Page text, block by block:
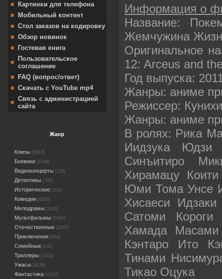
Картинки для телефона
Мобильный контент
Стол заказов на кодировку
Обзор новинок
Гостевая книга
Пользовательское
соглашение
FAQ (вопрос/ответ)
Скачать с YouTube mp4
Связь с администрацией
сайта
Жанр
Клипы [5614]
Боевики [4398]
Видеоконцерты [124]
Детективы [290]
Исторические [325]
Комедии [6240]
Мелодрамы [1166]
Мультфильмы [2489]
Отечественные [2057]
Приключения [954]
Семейные [241]
Триллеры [3203]
Ужасы [4136]
Фантастика [2239]
Информация о
Название:
Жемчужина
Оригинальное
12: Arceus and
Год выпуска:
Жанры: аниме
Режиссер:
Жанры: аниме
В ролях: Рика
Иидзука Юдзи
Синъитиро
Хирамацу
Юми Тома Унсе
Хисаеси
Сатоми Короги
Хамада Масами
Кэнтаро Ито
Тинами
Тикао Оцука